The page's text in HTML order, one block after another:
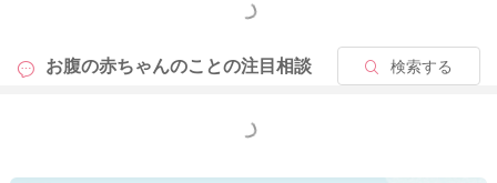
もっと見る
お腹の赤ちゃんのことの注目相談 検索する
もっと見る